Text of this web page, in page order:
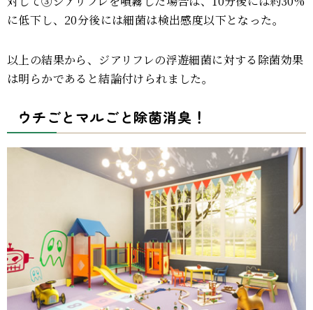
に低下し、20分後には細菌は検出感度以下となった。
以上の結果から、ジアリフレの浮遊細菌に対する除菌効果
は明らかであると結論付けられました。
ウチごとマルごと除菌消臭！